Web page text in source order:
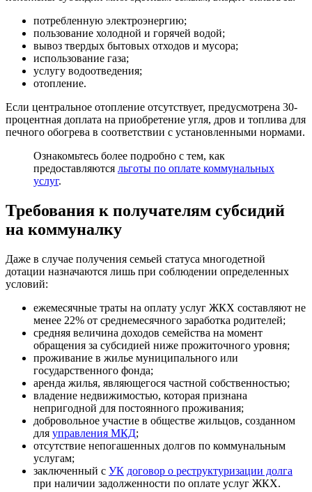
потребленную электроэнергию;
пользование холодной и горячей водой;
вывоз твердых бытовых отходов и мусора;
использование газа;
услугу водоотведения;
отопление.
Если центральное отопление отсутствует, предусмотрена 30-
процентная доплата на приобретение угля, дров и топлива для
печного обогрева в соответствии с установленными нормами.
Ознакомьтесь более подробно с тем, как
предоставляются льготы по оплате коммунальных
услуг.
Требования к получателям субсидий
на коммуналку
Даже в случае получения семьей статуса многодетной
дотации назначаются лишь при соблюдении определенных
условий:
ежемесячные траты на оплату услуг ЖКХ составляют не
менее 22% от среднемесячного заработка родителей;
средняя величина доходов семейства на момент
обращения за субсидией ниже прожиточного уровня;
проживание в жилье муниципального или
государственного фонда;
аренда жилья, являющегося частной собственностью;
владение недвижимостью, которая признана
непригодной для постоянного проживания;
добровольное участие в обществе жильцов, созданном
для управления МКД;
отсутствие непогашенных долгов по коммунальным
услугам;
заключенный с УК договор о реструктуризации долга
при наличии задолженности по оплате услуг ЖКХ.